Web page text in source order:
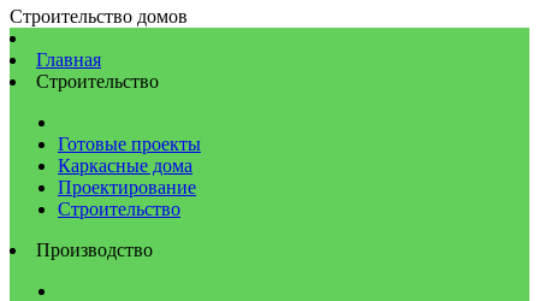
Строительство домов
Главная
Строительство
Готовые проекты
Каркасные дома
Проектирование
Строительство
Производство